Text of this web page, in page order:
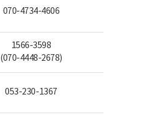
070-4734-4606
1566-3598
(070-4448-2678)
053-230-1367